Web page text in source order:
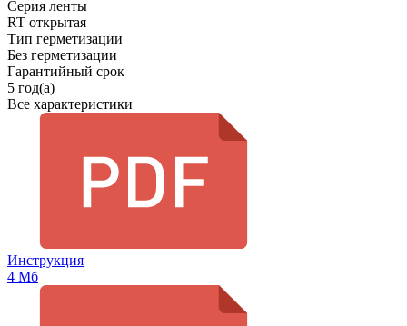
Серия ленты
RT открытая
Тип герметизации
Без герметизации
Гарантийный срок
5 год(а)
Все характеристики
Инструкция
4 Мб